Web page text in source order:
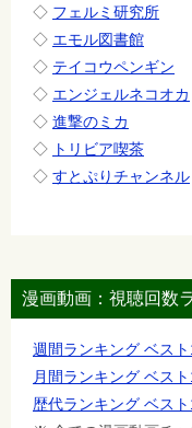
◇ フェルミ研究所
◇ エモル図書館
◇ テイコウペンギン
◇ エンジェルネコオカ
◇ 進撃のミカ
◇ トリビア喫茶
◇ すとぷりチャンネル
漫画動画：視聴回数
週間ランキング ベス
月間ランキング ベス
歴代ランキング ベス